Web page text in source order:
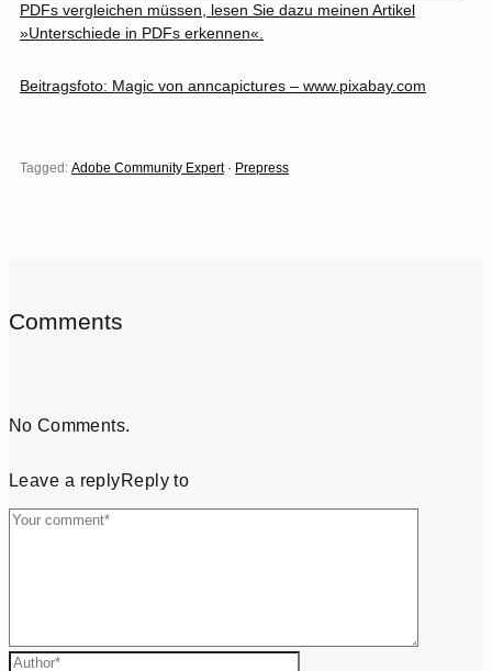
PDFs vergleichen müssen, lesen Sie dazu meinen Artikel
»Unterschiede in PDFs erkennen«
Beitragsfoto: Magic von anncapictures – www.pixabay.com
Tagged: Adobe Community Expert· Prepress
Comments
No Comments.
Leave a replyReply to